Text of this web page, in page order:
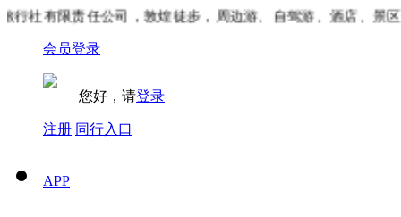
社有限责任公司，敦煌徒步，周边游、自驾游、酒店、景区
会员登录
您好，请登录
注册 同行入口
APP